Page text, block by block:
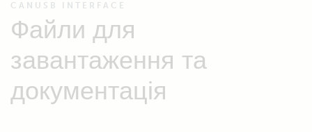
CANUSB INTERFACE
Файли для
завантаження та
документація